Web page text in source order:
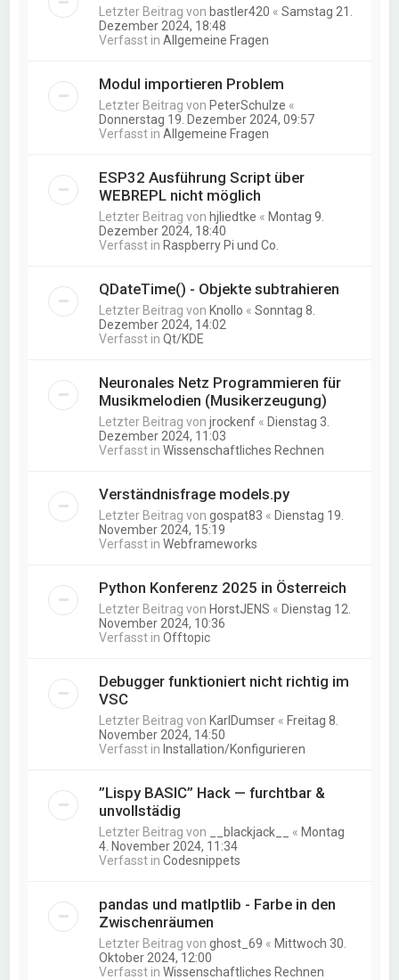
Letzter Beitrag von bastler420 «Samstag 21.
Dezember 2024, 18:48
Verfasst inAllgemeine Fragen
Modul importieren Problem
Letzter Beitrag von PeterSchulze «
Donnerstag 19. Dezember 2024, 09:57
Verfasst inAllgemeine Fragen
ESP32 Ausführung Script über
WEBREPL nicht möglich
Letzter Beitrag von hjliedtke « Montag 9.
Dezember 2024, 18:40
Verfasst in Raspberry Pi und Co.
QDateTime() - Objekte subtrahieren
Letzter Beitrag von Knollo «Sonntag 8.
Dezember 2024, 14:02
Verfasst inQt/KDE
Neuronales Netz Programmieren für
Musikmelodien (Musikerzeugung)
Letzter Beitrag vonjrockenf « Dienstag 3.
Dezember 2024, 11:03
Verfasst inWissenschaftliches Rechnen
Verständnisfrage models.py
Letzter Beitrag vongospat83 « Dienstag 19.
November 2024, 15:19
Verfasst inWebframeworks
Python Konferenz 2025 in Österreich
Letzter Beitrag von HorstJENS « Dienstag 12.
November 2024, 10:36
Verfasst inOfftopic
Debugger funktioniert nicht richtig im
VSC
Letzter Beitrag von KarlDumser « Freitag 8.
November 2024, 14:50
Verfasst in Installation/Konfigurieren
”Lispy BASIC” Hack — furchtbar &
unvollstädig
Letzter Beitrag von __blackjack__ « Montag
4. November 2024, 11:34
Verfasst inCodesnippets
pandas und matlptlib - Farbe in den
Zwischenräumen
Letzter Beitrag vonghost_69 « Mittwoch 30.
Oktober 2024, 12:00
Verfasst inWissenschaftliches Rechnen